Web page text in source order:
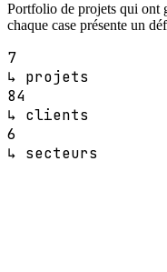
Portfolio de projets qui ont
chaque case présente un
7
↳ projets
84
↳ clients
6
↳ secteurs